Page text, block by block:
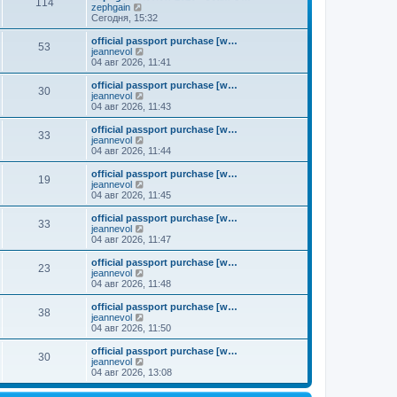
у
с
о
б
щ
е
н
и
н
е
с
о
щ
е
о
с
л
д
н
е
у
с
о
б
щ
е
н
и
114
zephgain
е
р
е
й
и
п
о
с
е
д
н
е
м
у
с
о
о
б
щ
е
н
и
ю
Сегодня, 15:32
53
official passport purchase [w…
jeannevol
е
р
е
й
т
п
о
с
е
н
е
м
с
о
о
щ
е
н
ю
04 авг 2026, 11:41
30
official passport purchase [w…
jeannevol
е
р
е
й
т
п
о
с
е
н
е
м
с
о
о
щ
е
н
ю
04 авг 2026, 11:43
33
official passport purchase [w…
jeannevol
е
р
е
й
т
п
о
с
е
н
е
м
с
о
о
щ
е
н
04 авг 2026, 11:44
19
official passport purchase [w…
jeannevol
е
р
е
й
т
п
о
с
е
н
е
м
с
о
04 авг 2026, 11:45
33
official passport purchase [w…
jeannevol
е
р
е
й
т
п
о
с
е
н
е
04 авг 2026, 11:47
23
official passport purchase [w…
jeannevol
е
р
е
й
т
п
о
с
л
04 авг 2026, 11:48
38
official passport purchase [w…
jeannevol
е
р
е
й
т
к
04 авг 2026, 11:50
30
official passport purchase [w…
jeannevol
е
р
е
04 авг 2026, 13:08